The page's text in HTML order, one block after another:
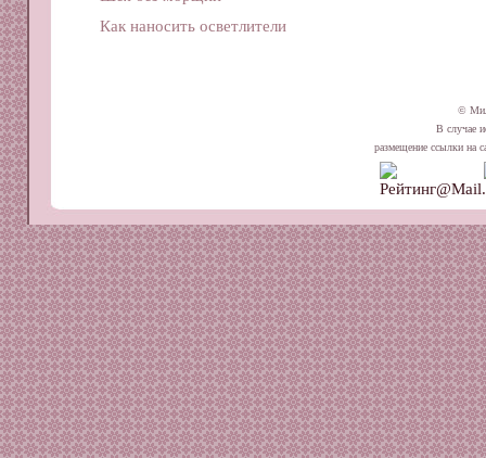
Как наносить осветлители
©
В случае
размещение ссылки на